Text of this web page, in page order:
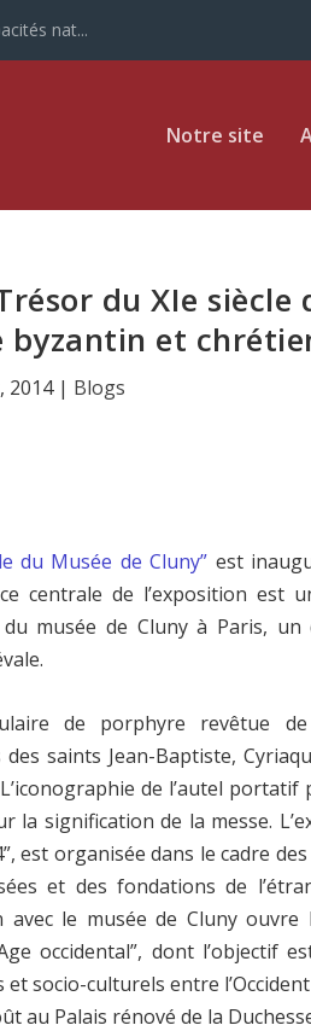
nat...
Notre site
du XIe siècle
byzantin et
2014| Blogs
du Musée de Cluny” est
centrale de l’exposition est
musée de Cluny à Paris, un
de porphyre revêtue
saints Jean-Baptiste,
de l’autel
signification de la messe.
, est organisée dans le cadre
et des fondations de
le musée de Cluny ouvre
occidental”, dont l’objectif
socio-culturels entre
au Palais rénové de la